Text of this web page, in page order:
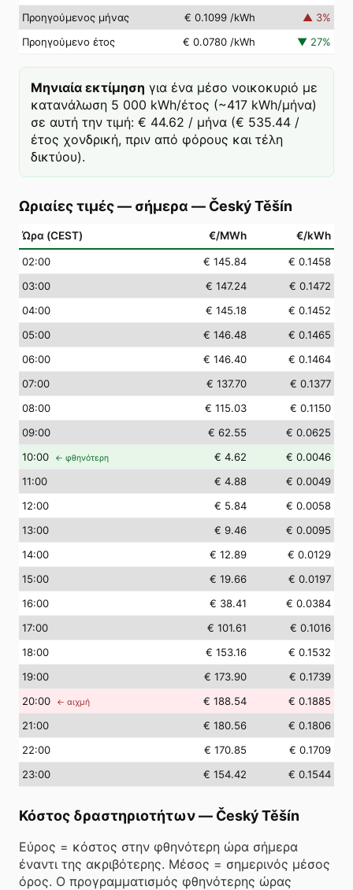
Προηγούμενος μήνας
€ 0.1099 /kWh ▲ 3%
Προηγούμενο έτος
€ 0.0780 /kWh ▼ 27%
Μηνιαία εκτίμηση για ένα μέσο νοικοκυριό με
κατανάλωση 5 000 kWh/έτος (~417 kWh/μήνα)
σε αυτή την τιμή: € 44.62 / μήνα (€ 535.44 /
έτος χονδρική, πριν από φόρους και τέλη
δικτύου).
Ωριαίες τιμές — σήμερα — Český Těšín
Ώρα (CEST) €/MWh €/kWh
02:00 € 145.84
€ 0.1458
03:00 € 147.24
€ 0.1472
04:00 € 145.18
€ 0.1452
05:00 € 146.48
€ 0.1465
06:00 € 146.40
€ 0.1464
07:00 € 137.70
€ 0.1377
08:00 € 115.03
€ 0.1150
09:00 € 62.55
€ 0.0625
10:00 ← φθηνότερη € 4.62
€ 0.0046
11:00 € 4.88
€ 0.0049
12:00 € 5.84
€ 0.0058
13:00 € 9.46
€ 0.0095
14:00 € 12.89
€ 0.0129
15:00 € 19.66
€ 0.0197
16:00 € 38.41
€ 0.0384
17:00 € 101.61
€ 0.1016
18:00 € 153.16
€ 0.1532
19:00 € 173.90
€ 0.1739
20:00 ← αιχμή € 188.54
€ 0.1885
21:00 € 180.56
€ 0.1806
22:00 € 170.85
€ 0.1709
23:00 € 154.42 € 0.1544
Κόστος δραστηριοτήτων— Český Těšín
Εύρος = κόστος στην φθηνότερη ώρα σήμερα
έναντι της ακριβότερης. Μέσος = σημερινός μέσος
όρος. Ο προγραμματισμός φθηνότερης ώρας